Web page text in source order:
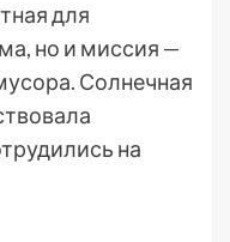
для
но и миссия —
Солнечная
на